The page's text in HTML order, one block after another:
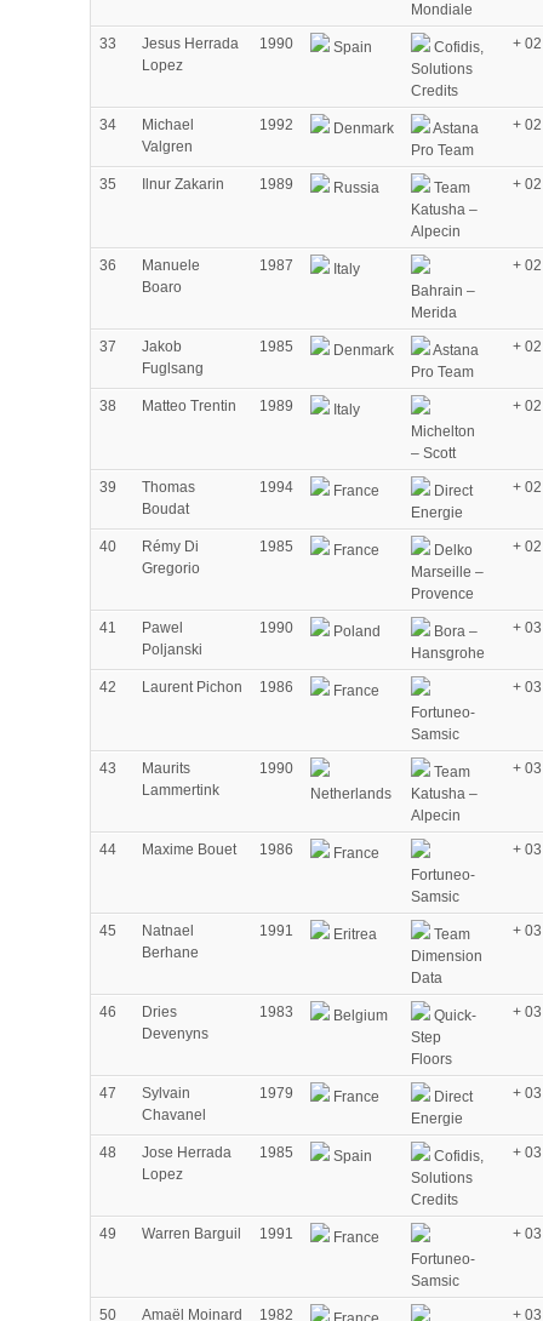
Mondiale
33
Jesus Herrada
Lopez
1990 Spain
Cofidis,
Solutions
Credits
+
34
Michael
Valgren
1992 Denmark
Astana
Pro Team
+
35 Ilnur Zakarin 1989 Russia
Team
Katusha –
Alpecin
+
36
Manuele
Boaro
1987
Italy
Bahrain –
Merida
+
37
Jakob
Fuglsang
1985 Denmark
Astana
Pro Team
+
38 Matteo Trentin 1989
Italy
Michelton
– Scott
+
39
Thomas
Boudat
1994 France
Direct
Energie
+
40
Rémy Di
Gregorio
1985 France
Delko
Marseille –
Provence
+
41
Pawel
Poljanski
1990 Poland
Bora –
Hansgrohe
+
42 Laurent Pichon 1986
France
Fortuneo-
Samsic
+
43
Maurits
Lammertink
1990
Netherlands
Team
Katusha –
Alpecin
+
44 Maxime Bouet 1986
France
Fortuneo-
Samsic
+
45
Natnael
Berhane
1991 Eritrea
Team
Dimension
Data
+
46
Dries
Devenyns
1983 Belgium
Quick-
Step
Floors
+
47
Sylvain
Chavanel
1979 France
Direct
Energie
+
48
Jose Herrada
Lopez
1985 Spain
Cofidis,
Solutions
Credits
+
49 Warren Barguil 1991
France
Fortuneo-
Samsic
+
50 Amaël Moinard 1982 +